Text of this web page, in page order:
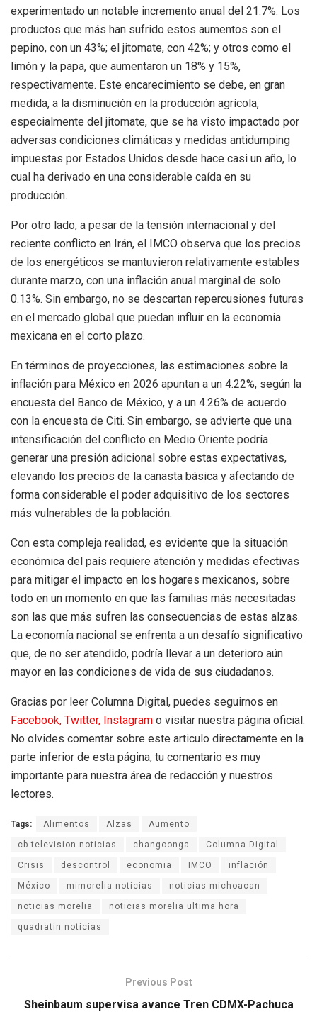
experimentado un notable incremento anual del 21.7%. Los
productos que más han sufrido estos aumentos son el
pepino, con un 43%; el jitomate, con 42%; y otros como el
limón y la papa, que aumentaron un 18% y 15%,
respectivamente. Este encarecimiento se debe, en gran
medida, a la disminución en la producción agrícola,
especialmente del jitomate, que se ha visto impactado por
adversas condiciones climáticas y medidas antidumping
impuestas por Estados Unidos desde hace casi un año, lo
cual ha derivado en una considerable caída en su
producción.
Por otro lado, a pesar de la tensión internacional y del
reciente conflicto en Irán, el IMCO observa que los precios
de los energéticos se mantuvieron relativamente estables
durante marzo, con una inflación anual marginal de solo
0.13%. Sin embargo, no se descartan repercusiones futuras
en el mercado global que puedan influir en la economía
mexicana en el corto plazo.
En términos de proyecciones, las estimaciones sobre la
inflación para México en 2026 apuntan a un 4.22%, según la
encuesta del Banco de México, y a un 4.26% de acuerdo
con la encuesta de Citi. Sin embargo, se advierte que una
intensificación del conflicto en Medio Oriente podría
generar una presión adicional sobre estas expectativas,
elevando los precios de la canasta básica y afectando de
forma considerable el poder adquisitivo de los sectores
más vulnerables de la población.
Con esta compleja realidad, es evidente que la situación
económica del país requiere atención y medidas efectivas
para mitigar el impacto en los hogares mexicanos, sobre
todo en un momento en que las familias más necesitadas
son las que más sufren las consecuencias de estas alzas.
La economía nacional se enfrenta a un desafío significativo
que, de no ser atendido, podría llevar a un deterioro aún
mayor en las condiciones de vida de sus ciudadanos.
Gracias por leer Columna Digital, puedes seguirnos en
Facebook, Twitter, Instagram o visitar nuestra página oficial.
No olvides comentar sobre este articulo directamente en la
parte inferior de esta página, tu comentario es muy
importante para nuestra área de redacción y nuestros
lectores.
Tags: Alimentos Alzas Aumento
cb television noticias changoonga Columna Digital
Crisis descontrol economia IMCO inflación
México mimorelia noticias noticias michoacan
noticias morelia noticias morelia ultima hora
quadratin noticias
Previous Post
Sheinbaum supervisa avance Tren CDMX-Pachuca